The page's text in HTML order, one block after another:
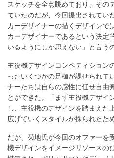
スケッチを全点眺めており、その
ていたのだが、今回提出されてい
カーデザイナーの描くデザインで
カーデザイナーであるという決定
いるようにしか思えない」と言うの
主役機デザインコンペティション
ったいくつかの足枷が課せられて
ナーたちは自らの感性に任せ自由
とができた。「まず主役機デザイ
し、主役機のデザインを踏まえた
広げていくスタイルが採られたため
だが、菊地氏が今回のオファーを
機デザインをイメージリソースの